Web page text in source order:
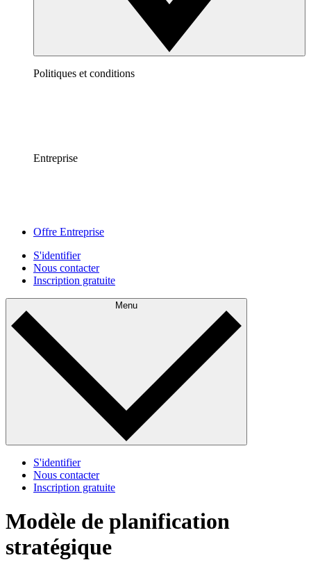
Politiques et conditions
Entreprise
Offre Entreprise
S'identifier
Nous contacter
Inscription gratuite
Menu
S'identifier
Nous contacter
Inscription gratuite
Modèle de planification
stratégique